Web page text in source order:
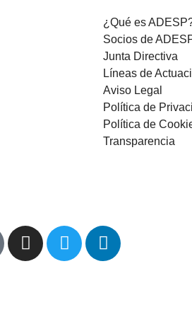
¿Qué es
Socios de
Junta Directiva
Líneas de
Aviso Legal
Política de
Política de
Transparencia